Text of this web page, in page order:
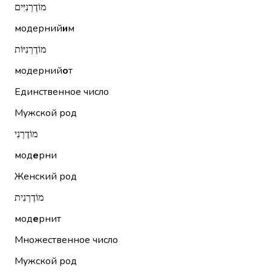
מוֹדֶרְנִיִּים
модернийим
מוֹדֶרְנִיּוֹת
модернийот
Единственное число
Мужской род
מוֹדֶרְנִי
модерни
Женский род
מוֹדֶרְנִית
модернит
Множественное число
Мужской род